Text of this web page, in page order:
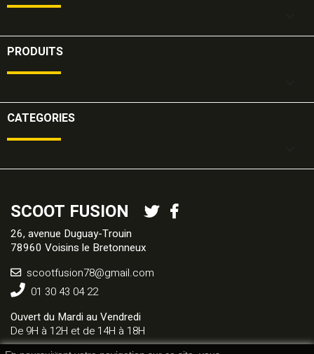
PRODUITS
CATEGORIES
SCOOT FUSION
26, avenue Duguay-Trouin
78960 Voisins le Bretonneux
scootfusion78@gmail.com
01 30 43 04 22
Ouvert du Mardi au Vendredi
De 9H à 12H et de 14H à 18H